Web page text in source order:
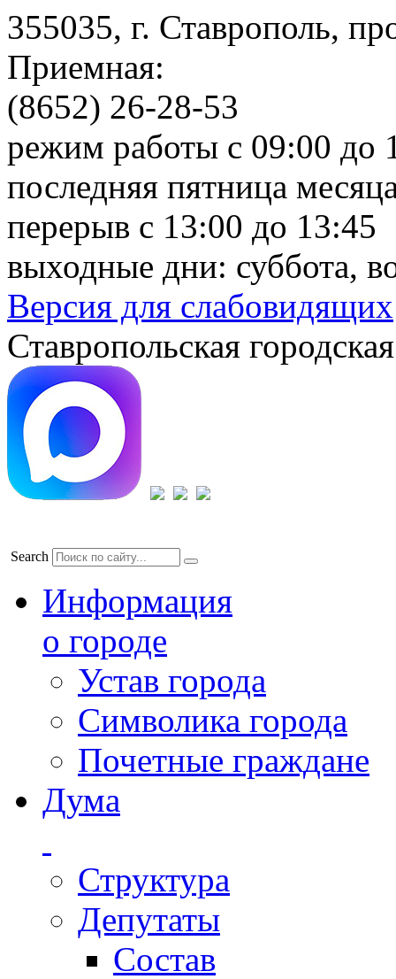
355035, г. Ставрополь,
Приемная:
(8652) 26-28-53
режим работы с 09:00 до
последняя пятница
перерыв с 13:00 до 13:45
выходные дни: суббота,
Версия для слабовидящих
Ставропольская
Search
Информация
о городе
Устав города
Символика города
Почетные граждане
Дума
Структура
Депутаты
Состав